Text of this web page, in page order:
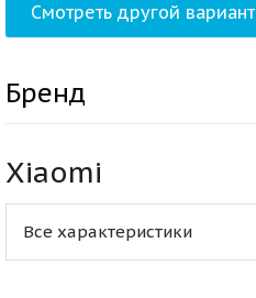
Смотреть другой вариант
Бренд
Xiaomi
Все характеристики